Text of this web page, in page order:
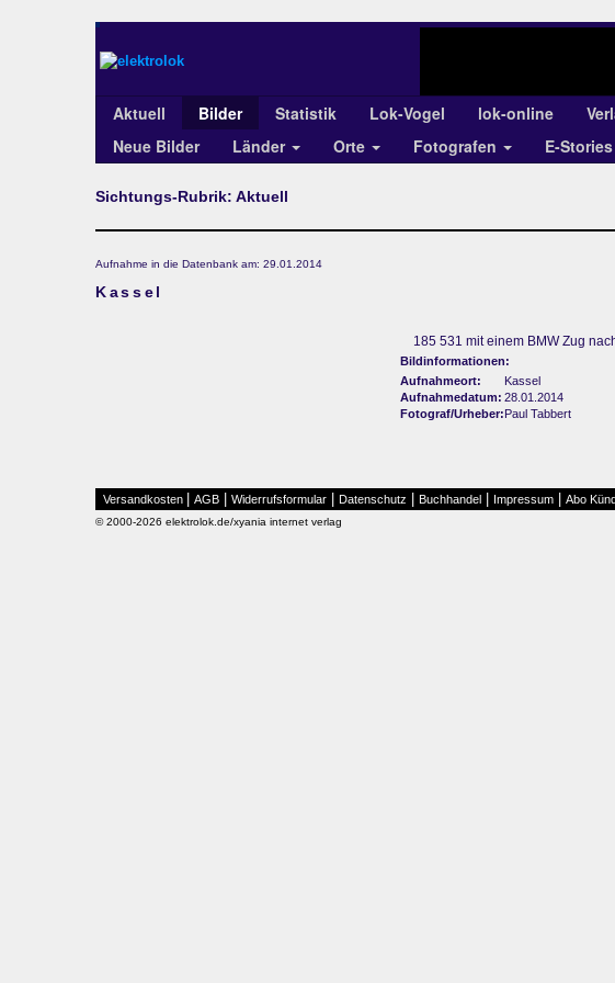
Aktuell Bilder Statistik Lok-Vogel lok-online
Neue Bilder
Länder Orte Fotografen E-Stories
Sichtungs-Rubrik: Aktuell
Aufnahme in die Datenbank am: 29.01.2014
Kassel
185 531 mit einem BMW Zug
Bildinformationen:
Aufnahmeort:
Kassel
Aufnahmedatum: 28.01.2014
Fotograf/Urheber:Paul Tabbert
Versandkosten AGB Widerrufsformular Datenschutz Buchhandel Impressum Abo
© 2000-2026 elektrolok.de/xyania internet verlag